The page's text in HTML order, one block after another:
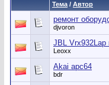
Тема / Автор
ремонт
djvoron
JBL
Leoxx
Akai apc64
bdr